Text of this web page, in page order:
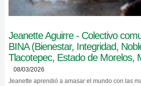
Jeanette Aguirre - Colectivo
BINA (Bienestar, Integridad,
Tlacotepec, Estado de Morelos,
08/03/2026
Jeanette aprendió a amasar el mundo con las